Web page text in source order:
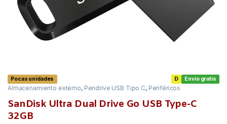
Envío gratis
D
Pocas unidades
Almacenamiento externo, Pendrive USB Tipo C, Periféricos
SanDisk Ultra Dual Drive Go USB Type-C
32GB